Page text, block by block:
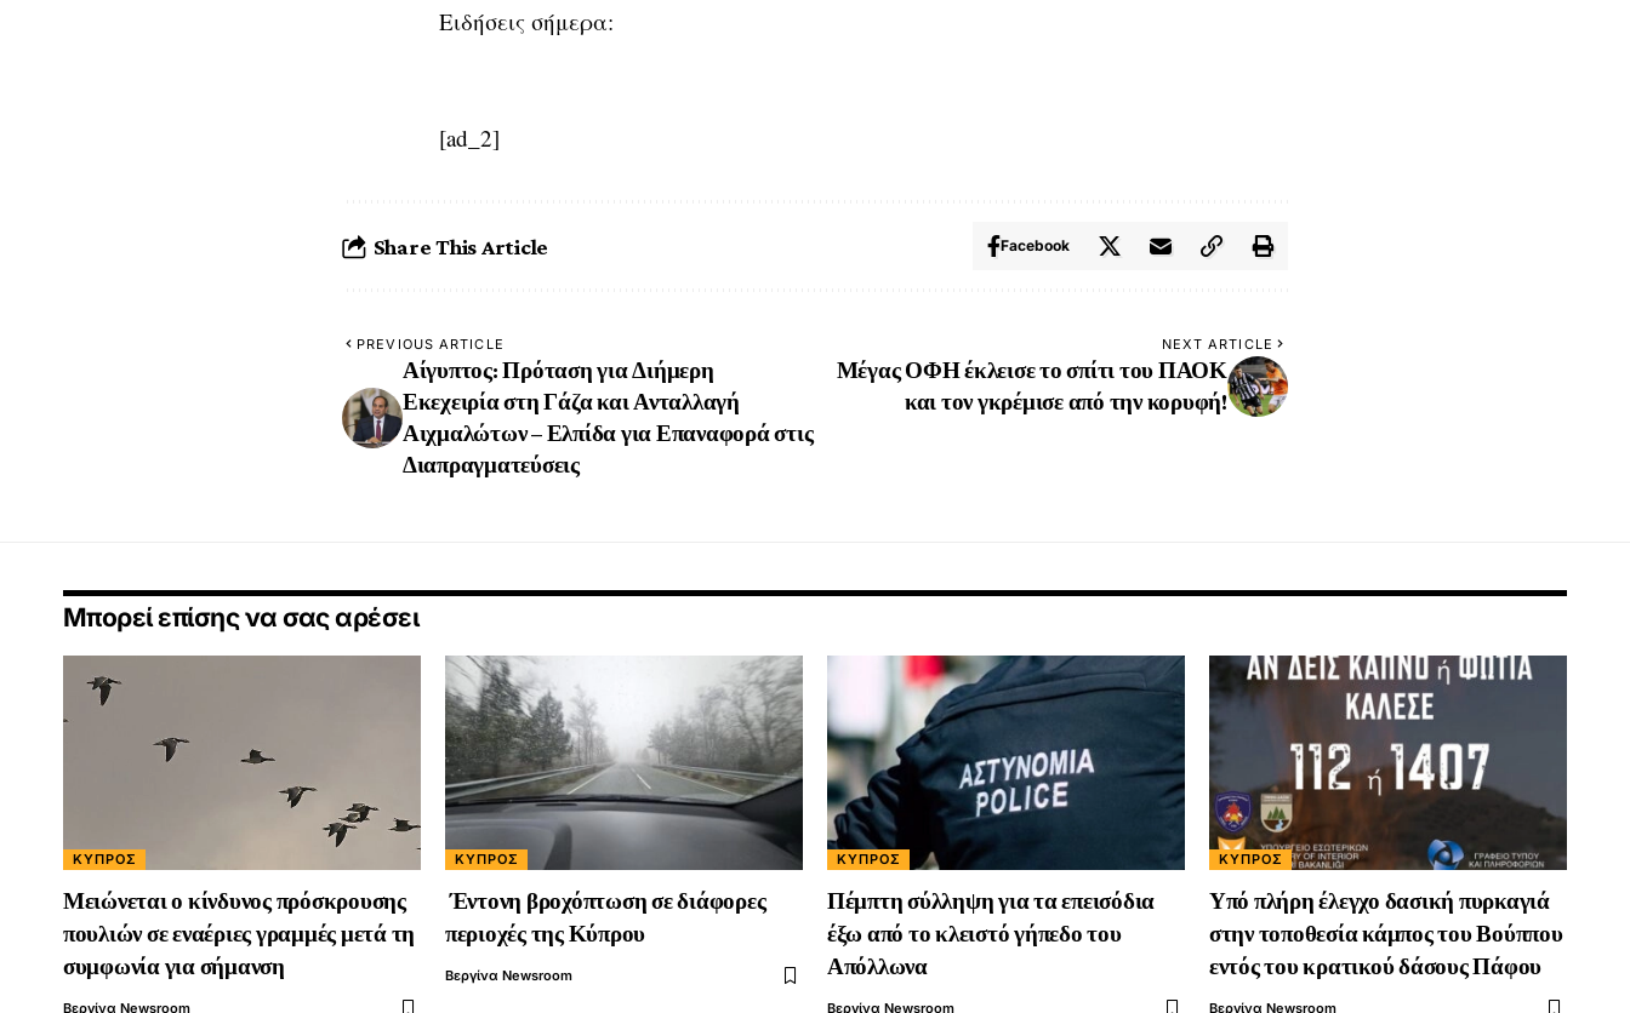
Ειδήσεις σήμερα:
[ad_2]
Share This Article Facebook
PREVIOUS ARTICLE
Αίγυπτος: Πρόταση για Διήμερη
Εκεχειρία στη Γάζα και Ανταλλαγή
Αιχμαλώτων – Ελπίδα για Επαναφορά στις
Διαπραγματεύσεις
NEXT ARTICLE
Μέγας ΟΦΗ έκλεισε το σπίτι του ΠΑΟΚ
και τον γκρέμισε από την κορυφή!
Μπορεί επίσης να σας αρέσει
ΚΎΠΡΟΣ
Μειώνεται ο κίνδυνος πρόσκρουσης
πουλιών σε εναέριες γραμμές μετά τη
συμφωνία για σήμανση
Βεργίνα Newsroom
ΚΎΠΡΟΣ
Έντονη βροχόπτωση σε διάφορες
περιοχές της Κύπρου
Βεργίνα Newsroom
ΚΎΠΡΟΣ
Πέμπτη σύλληψη για τα επεισόδια
έξω από το κλειστό γήπεδο του
Απόλλωνα
Βεργίνα Newsroom
ΚΎΠΡΟΣ
Υπό πλήρη έλεγχο δασική πυρκαγιά
στην τοποθεσία κάμπος του Βούππου
εντός του κρατικού δάσους Πάφου
Βεργίνα Newsroom